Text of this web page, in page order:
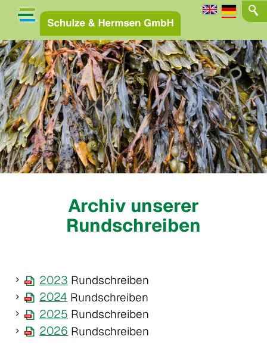
Archiv unserer
Rundschreiben
2023 Rundschreiben
2024 Rundschreiben
2025 Rundschreiben
2026 Rundschreiben